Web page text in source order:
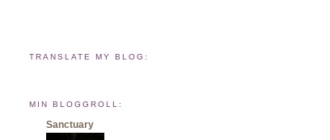
TRANSLATE MY BLOG:
MIN BLOGGROLL:
Sanctuary